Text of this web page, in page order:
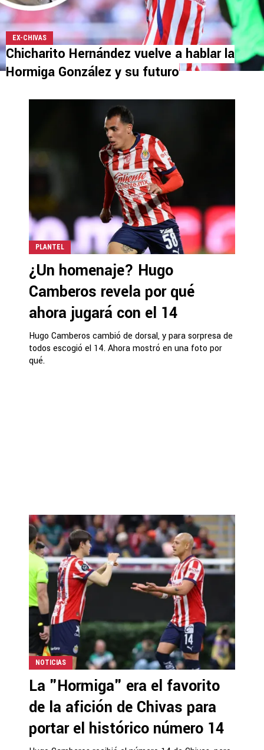
EX-CHIVAS
Chicharito Hernández vuelve a hablar la
Hormiga González y su futuro
PLANTEL
¿Un homenaje? Hugo
Camberos revela por qué
ahora jugará con el 14
Hugo Camberos cambió de dorsal, y para sorpresa de
todos escogió el 14. Ahora mostró en una foto por
qué.
NOTICIAS
La "Hormiga" era el favorito
de la afición de Chivas para
portar el histórico número 14